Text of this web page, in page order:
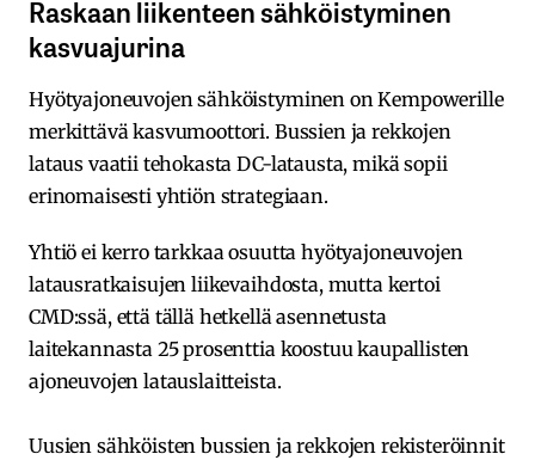
Raskaan liikenteen sähköistyminen
kasvuajurina
Hyötyajoneuvojen sähköistyminen on Kempowerille
merkittävä kasvumoottori. Bussien ja rekkojen
lataus vaatii tehokasta DC-latausta, mikä sopii
erinomaisesti yhtiön strategiaan.
Yhtiö ei kerro tarkkaa osuutta hyötyajoneuvojen
latausratkaisujen liikevaihdosta, mutta kertoi
CMD:ssä, että tällä hetkellä asennetusta
laitekannasta 25 prosenttia koostuu kaupallisten
ajoneuvojen latauslaitteista.
Uusien sähköisten bussien ja rekkojen rekisteröinnit